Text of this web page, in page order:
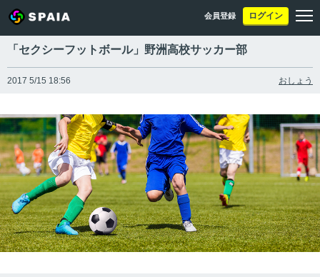
会員登録 ログイン
「セクシーフットボール」野洲高校サッカー部
2017 5/15 18:56 おしょう